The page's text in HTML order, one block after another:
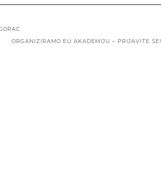
ORGANIZIRAMO EU AKADEMIJU – PRIJAVITE SE!